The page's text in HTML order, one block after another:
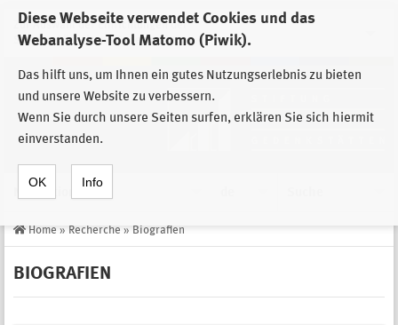
Diese Webseite verwendet Cookies und das
Webanalyse-Tool Matomo (Piwik).
Das hilft uns, um Ihnen ein gutes Nutzungserlebnis zu bieten
und unsere Website zu verbessern.
Wenn Sie durch unsere Seiten surfen, erklären Sie sich hiermit
einverstanden.
OK Info
Zur Auswahl der Einrichtungen der
Stiftung Sächsische Gedenkstätten
Home » Recherche » Biografien
BIOGRAFIEN